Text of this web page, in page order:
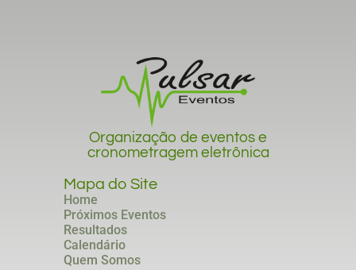
Organização de eventos e
cronometragem eletrônica
Mapa do Site
Home
Próximos Eventos
Resultados
Calendário
Quem Somos